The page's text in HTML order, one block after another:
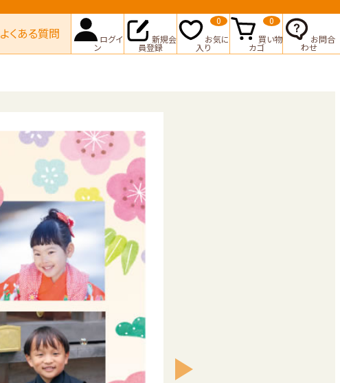
よくある質問 ログイ
ン
新規会
員登録
お気に
入り
0
買い物
カゴ
0
お問合
わせ